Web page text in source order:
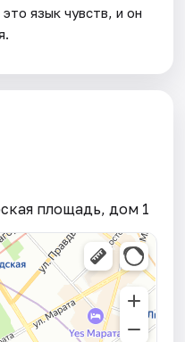
язык чувств, и он
площадь, дом 1